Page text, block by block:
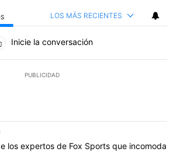
LOS MÁS RECIENTES
Inicie la conversación
PUBLICIDAD
artículos con más comentarios en los
con el título "La crítica de los expertos
los expertos de Fox Sports que incomoda